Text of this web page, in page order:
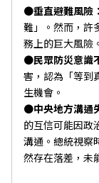
●垂直避難風險：
難」。然而，許
務上的巨大風險。
●民眾防災意識
害，認為「等到
生機會。
●中央地方溝通
的互信可能因政
溝通。總統視察
然存在落差，未